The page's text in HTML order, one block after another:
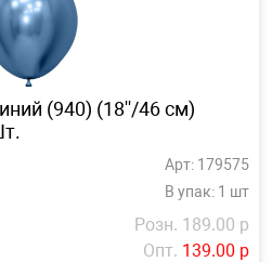
(940) (18''/46 см)
Арт: 179575
В упак: 1 шт
Розн. 189.00 р
Опт. 139.00 р